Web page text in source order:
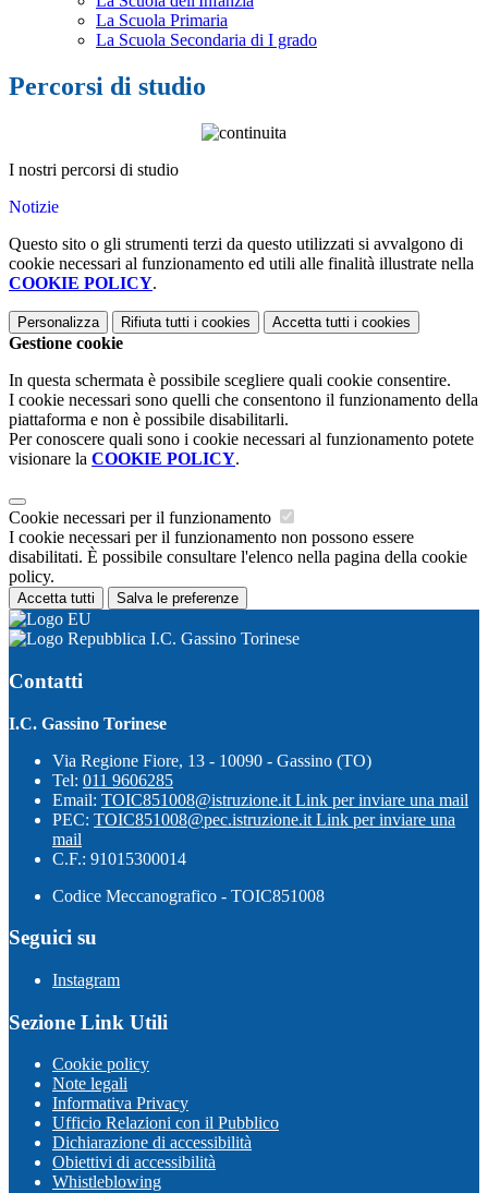
La Scuola Primaria
La Scuola Secondaria di I grado
Percorsi di studio
I nostri percorsi di studio
Notizie
Questo sito o gli strumenti terzi da questo utilizzati si avvalgono di
cookie necessari al funzionamento ed utili alle finalità illustrate nella
COOKIE POLICY.
Personalizza Rifiuta tutti i cookies Accetta tutti i cookies
Gestione cookie
In questa schermata è possibile scegliere quali cookie consentire.
I cookie necessari sono quelli che consentono il funzionamento della
piattaforma e non è possibile disabilitarli.
Per conoscere quali sono i cookie necessari al funzionamento potete
visionare la COOKIE POLICY.
Cookie necessari per il funzionamento
I cookie necessari per il funzionamento non possono essere
disabilitati. È possibile consultare l'elenco nella pagina della cookie
policy.
Accetta tutti Salva le preferenze
I.C. Gassino Torinese
Contatti
I.C. Gassino Torinese
Via Regione Fiore, 13 - 10090 - Gassino (TO)
Tel: 011 9606285
Email: TOIC851008@istruzione.it Link per inviare una mail
PEC: TOIC851008@pec.istruzione.it Link per inviare una
mail
C.F.: 91015300014
Codice Meccanografico - TOIC851008
Seguici su
Instagram
Sezione Link Utili
Cookie policy
Note legali
Informativa Privacy
Ufficio Relazioni con il Pubblico
Dichiarazione di accessibilità
Obiettivi di accessibilità
Whistleblowing